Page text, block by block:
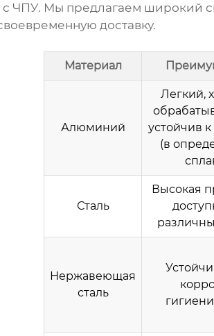
с ЧПУ. Мы предлагаем широкий
доставку.
Материал
Алюминий
Легкий,
устойчив
(в
Сталь
Высокая
Нержавеющая
сталь